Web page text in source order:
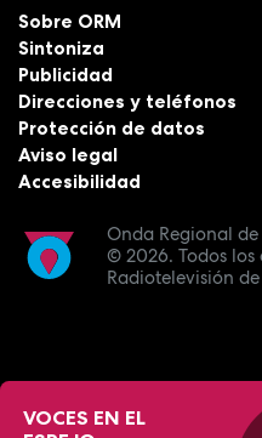
Onda Regional
© 2026. Todos los
Radiotelevisión
Sobre ORM
Sintoniza
Publicidad
Direcciones y teléfonos
Protección de datos
Aviso legal
Accesibilidad
VOCES EN EL